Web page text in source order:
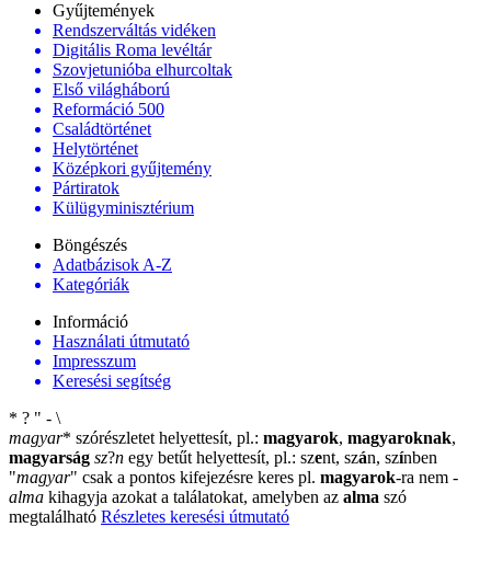
Gyűjtemények
Rendszerváltás vidéken
Digitális Roma levéltár
Szovjetunióba elhurcoltak
Első világháború
Reformáció 500
Családtörténet
Helytörténet
Középkori gyűjtemény
Pártiratok
Külügyminisztérium
Böngészés
Adatbázisok A-Z
Kategóriák
Információ
Használati útmutató
Impresszum
Keresési segítség
* ? " - \
magyar* szórészletet helyettesít, pl.: magyarok, magyaroknak,
magyarság sz?n egy betűt helyettesít, pl.: szent, szán, színben
"magyar" csak a pontos kifejezésre keres pl. magyarok-ra nem -
alma kihagyja azokat a találatokat, amelyben az alma szó
megtalálható Részletes keresési útmutató